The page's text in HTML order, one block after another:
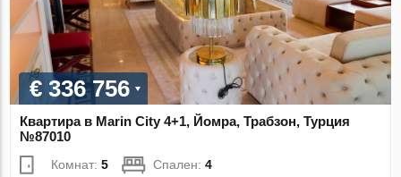
€ 336 756
Квартира в Marin City 4+1, Йомра, Трабзон, Турция
№87010
Комнат:5 Спален:4